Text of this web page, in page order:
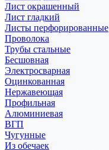
Лист окрашенный
Лист гладкий
Листы перфорированные
Проволока
Трубы стальные
Бесшовная
Электросварная
Оцинкованная
Нержавеющая
Профильная
Алюминиевая
ВГП
Чугунные
Из обечаек